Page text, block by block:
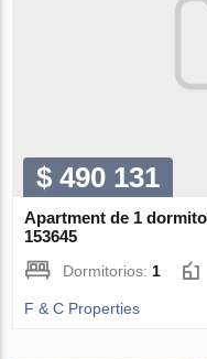
$ 490 131
Apartment de 1
153645
Dormitorios: 1
F & C Properties